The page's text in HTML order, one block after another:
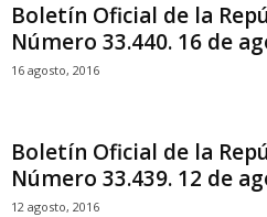
Boletín Oficial de la
Número 33.440. 16 de
16 agosto, 2016
Boletín Oficial de la
Número 33.439. 12 de
12 agosto, 2016